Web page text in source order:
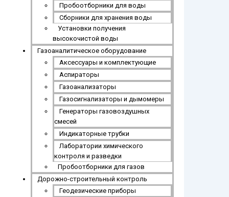
Пробоотборники для воды
Сборники для хранения воды
Установки получения
высокочистой воды
Газоаналитическое оборудование
Аксессуары и комплектующие
Аспираторы
Газоанализаторы
Газосигнализаторы и дымомеры
Генераторы газовоздушных
смесей
Индикаторные трубки
Лаборатории химического
контроля и разведки
Пробоотборники для газов
Дорожно-строительный контроль
Геодезические приборы